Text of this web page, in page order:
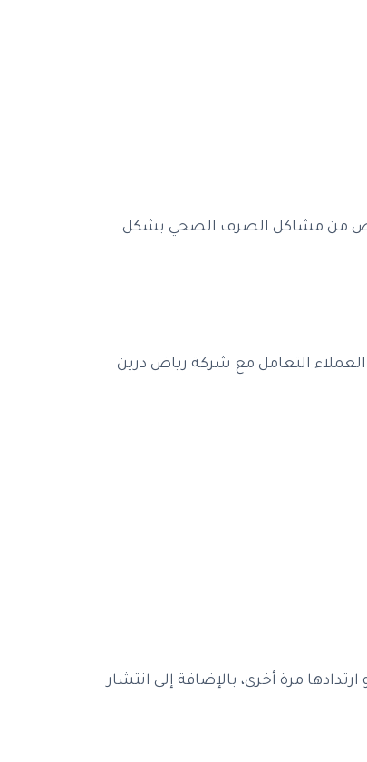
من مشاكل الصرف الصحي بشكل
العملاء التعامل مع شركة رياض درين
مرة أخرى، بالإضافة إلى انتشار